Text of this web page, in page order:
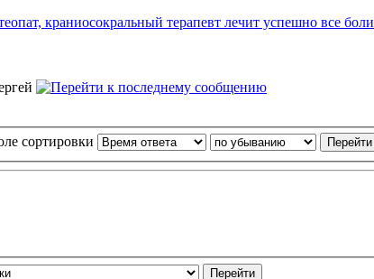
краниосокральный терапевт лечит успешно все боли
сортировки